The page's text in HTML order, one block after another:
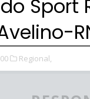
Sport
Regional,